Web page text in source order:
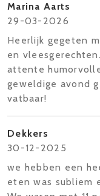
Marina Aarts
29-03-2026
Heerlijk gegeten
en
attente
geweldige avond
vatbaar!
Dekkers
30-12-2025
we hebben een
eten was subliem